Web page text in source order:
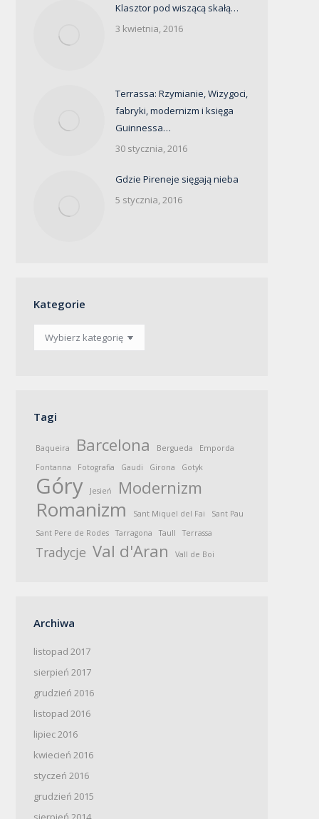
Klasztor pod wiszącą skałą…
3 kwietnia, 2016
Terrassa: Rzymianie, Wizygoci,
fabryki, modernizm i księga
Guinnessa…
30 stycznia, 2016
Gdzie Pireneje sięgają nieba
5 stycznia, 2016
Kategorie
Kategorie
Tagi
Baqueira Barcelona Bergueda
Emporda
Fontanna
Fotografia Gaudi Girona Gotyk
Góry Jesień Modernizm
Romanizm Sant Miquel del Fai
Sant Pau
Sant Pere de Rodes
Tarragona Taull Terrassa
Tradycje Val d'Aran Vall de Boi
Archiwa
listopad 2017
sierpień 2017
grudzień 2016
listopad 2016
lipiec 2016
kwiecień 2016
styczeń 2016
grudzień 2015